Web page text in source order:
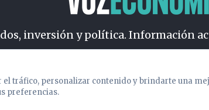
inversión y política. Información
tráfico, personalizar contenido y brindarte una
preferencias.